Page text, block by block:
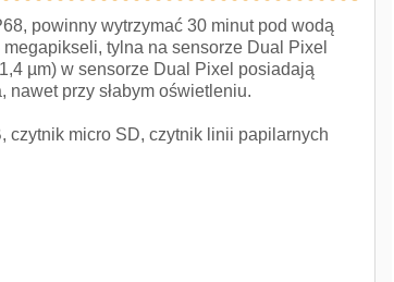
powinny wytrzymać 30 minut pod wodą
tylna na sensorze Dual Pixel
µm) w sensorze Dual Pixel posiadają
przy słabym oświetleniu.
czytnik micro SD, czytnik linii papilarnych